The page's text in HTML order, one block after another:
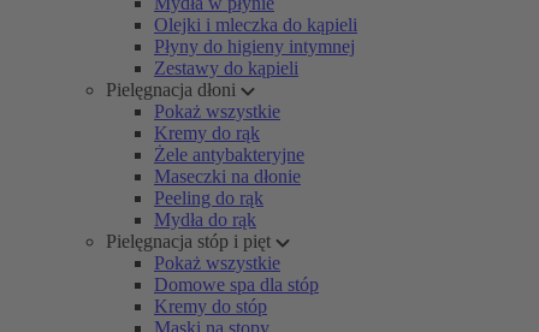
Olejki i mleczka do kąpieli
Płyny do higieny intymnej
Zestawy do kąpieli
Pielęgnacja dłoni
Pokaż wszystkie
Kremy do rąk
Żele antybakteryjne
Maseczki na dłonie
Peeling do rąk
Mydła do rąk
Pielęgnacja stóp i pięt
Pokaż wszystkie
Domowe spa dla stóp
Kremy do stóp
Maski na stopy